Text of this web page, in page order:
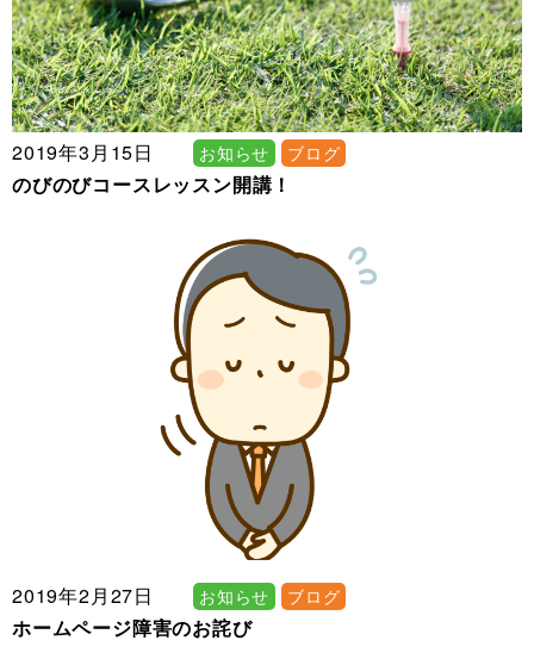
2019年3月15日 お知らせ ブログ
のびのびコースレッスン開講！​
2019年2月27日 お知らせ ブログ
ホームページ障害のお詫び